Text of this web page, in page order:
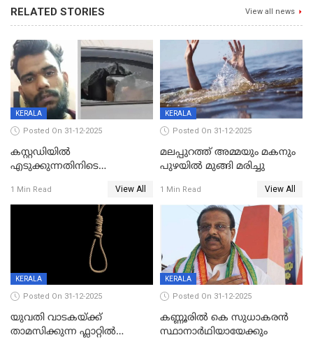
RELATED STORIES View all news
KERALA
Posted On 31-12-2025
കസ്റ്റഡിയിൽ
എടുക്കുന്നതിനിടെ
വധശ്രമക്കേസ് പ്രതി പിടിയിൽ
1 Min Read View All
KERALA
Posted On 31-12-2025
മലപ്പുറത്ത് അമ്മയും മകനും
പുഴയിൽ മുങ്ങി മരിച്ചു
1 Min Read View All
KERALA
Posted On 31-12-2025
യുവതി വാടകയ്ക്ക്
താമസിക്കുന്ന ഫ്ലാറ്റില്‍
KERALA
Posted On 31-12-2025
കണ്ണൂരിൽ കെ സുധാകരൻ
സ്ഥാനാർഥിയായേക്കും